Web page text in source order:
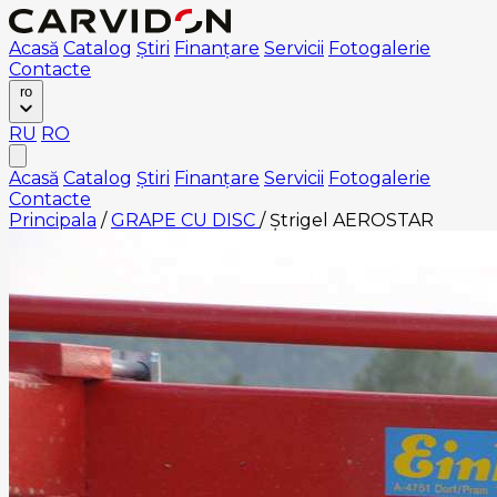
Acasă Catalog Știri Finanțare Servicii Fotogalerie
Contacte
ro
RU RO
Acasă Catalog Știri Finanțare Servicii Fotogalerie
Contacte
Principala / GRAPE CU DISC / Ștrigel AEROSTAR